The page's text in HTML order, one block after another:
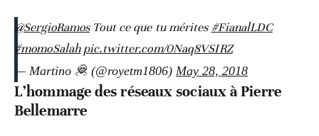
@SergioRamosTout ce que tu mérites #FianalLDC
#momoSalah pic.twitter.com/0Naq8VSIRZ
— Martino 🦧 (@royetm1806) May 28, 2018
L’hommage des réseaux sociaux à Pierre
Bellemarre